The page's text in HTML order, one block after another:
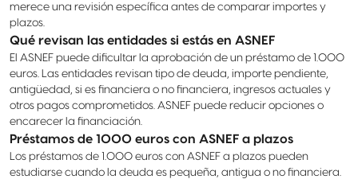
merece una revisión específica antes de comparar importes y
plazos.
Qué revisan las entidades si estás en ASNEF
El ASNEF puede dificultar la aprobación de un préstamo de 1.000
euros. Las entidades revisan tipo de deuda, importe pendiente,
antigüedad, si es financiera o no financiera, ingresos actuales y
otros pagos comprometidos. ASNEF puede reducir opciones o
encarecer la financiación.
Préstamos de 1000 euros con ASNEF a plazos
Los préstamos de 1.000 euros con ASNEF a plazos pueden
estudiarse cuando la deuda es pequeña, antigua o no financiera.